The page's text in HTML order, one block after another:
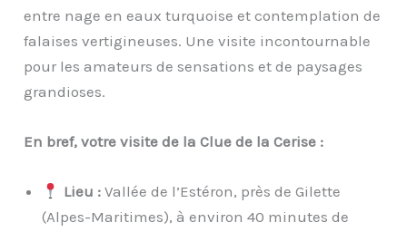
entre nage en eaux turquoise et contemplation de
falaises vertigineuses. Une visite incontournable
pour les amateurs de sensations et de paysages
grandioses.
En bref, votre visite de la Clue de la Cerise :
Lieu :Vallée de l’Estéron, près de Gilette
(Alpes-Maritimes), à environ 40 minutes de